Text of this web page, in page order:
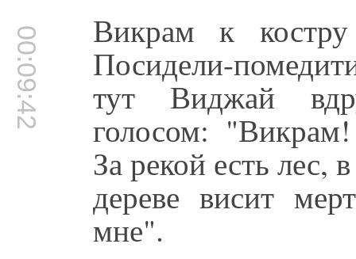
00:09:42 Викрам к
Посидели-
тут Виджай
голосом: "Викрам!
За рекой есть лес,
дереве висит
мне".